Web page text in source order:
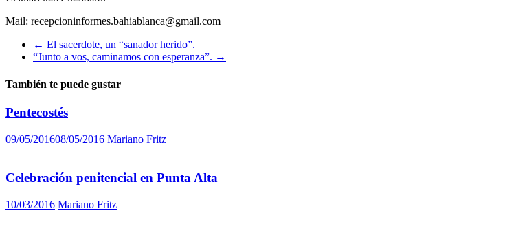
Mail: recepcioninformes.bahiablanca@gmail.com
← El sacerdote, un “sanador herido”.
“Junto a vos, caminamos con esperanza”. →
También te puede gustar
Pentecostés
09/05/201608/05/2016 Mariano Fritz
Celebración penitencial en Punta Alta
10/03/2016 Mariano Fritz